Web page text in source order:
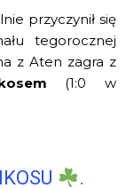
przyczynił się
tegorocznej
z Aten zagra z
(1:0 w
.